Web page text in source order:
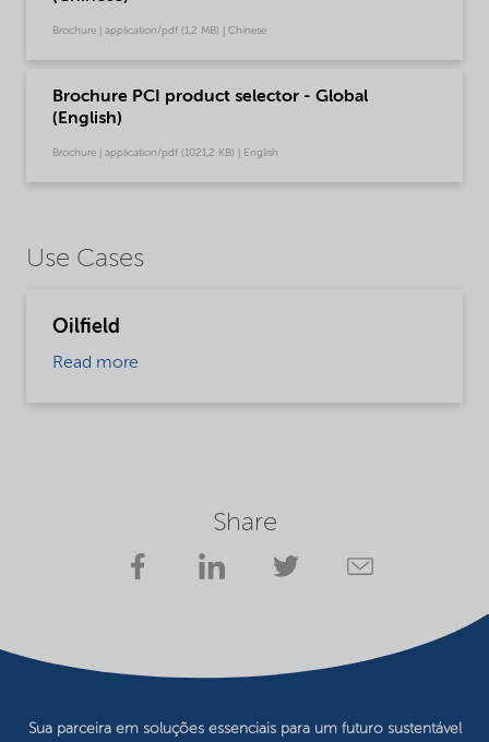
Brochure | application/pdf (1,2 MB) | Chinese
Brochure PCI product selector - Global
(English)
Brochure | application/pdf (1021,2 KB) | English
Use Cases
Oilfield
Read more
Share
Sua parceira em soluções essenciais para um futuro sustentável